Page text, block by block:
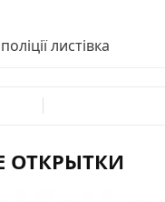
листівка
ОТКРЫТКИ